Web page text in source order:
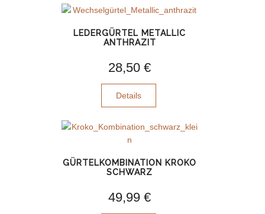
LEDERGÜRTEL METALLIC
ANTHRAZIT
28,50 €
Details
GÜRTELKOMBINATION KROKO
SCHWARZ
49,99 €